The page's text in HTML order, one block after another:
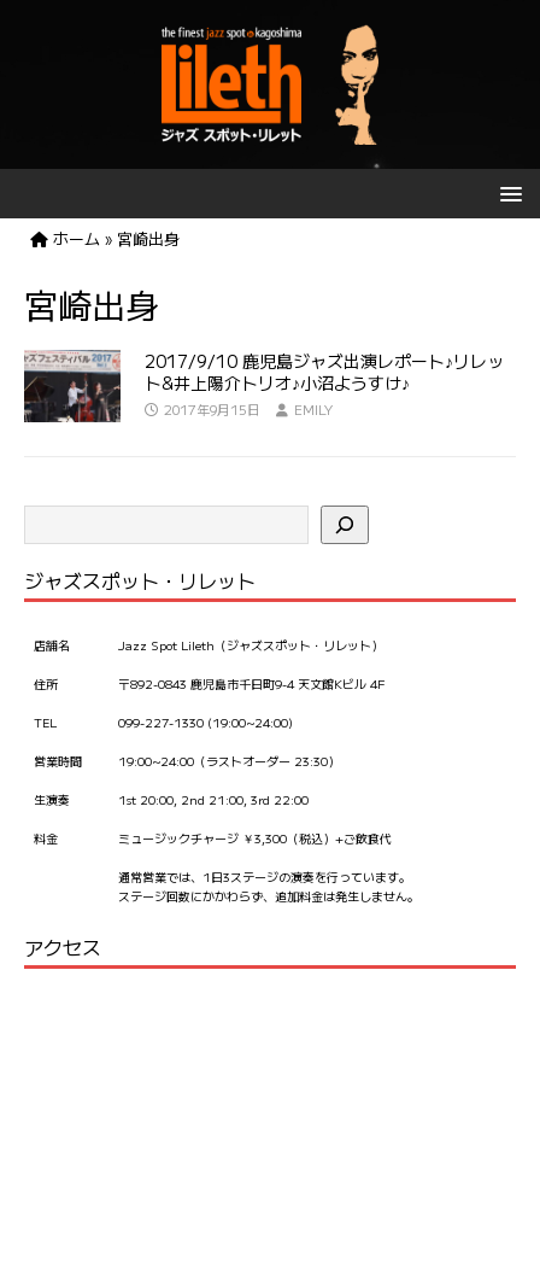
ホーム » 宮崎出身
宮崎出身
2017/9/10 鹿児島ジャズ出演レポート♪リレッ
ト&井上陽介トリオ♪小沼ようすけ♪
2017年9月15日 EMILY
ジャズスポット・リレット
店舗名 Jazz Spot Lileth（ジャズスポット・リレット）
住所 〒892-0843 鹿児島市千日町9-4 天文館Kビル 4F
TEL 099-227-1330 (19:00~24:00)
営業時間 19:00~24:00（ラストオーダー 23:30）
生演奏 1st 20:00, 2nd 21:00, 3rd 22:00
料金 ミュージックチャージ ￥3,300（税込）+ご飲食代
通常営業では、1日3ステージの演奏を行っています。
ステージ回数にかかわらず、追加料金は発生しません。
アクセス